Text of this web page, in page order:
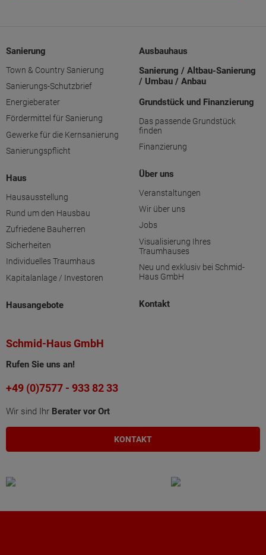
Sanierung
Town & Country Sanierung
Sanierungs-Schutzbrief
Energieberater
Fördermittel für Sanierung
Gewerke für die Kernsanierung
Sanierungspflicht
Haus
Hausausstellung
Rund um den Hausbau
Zufriedene Bauherren
Sicherheiten
Individuelles Traumhaus
Kapitalanlage / Investoren
Hausangebote
Ausbauhaus
Sanierung / Altbau-Sanierung
/ Umbau / Anbau
Grundstück und Finanzierung
Das passende Grundstück
finden
Finanzierung
Über uns
Veranstaltungen
Wir über uns
Jobs
Visualisierung Ihres
Traumhauses
Neu und exklusiv bei Schmid-
Haus GmbH
Kontakt
Schmid-Haus GmbH
Rufen Sie uns an!
+49 (0)7577 - 933 82 33
Wir sind Ihr Berater vor Ort
KONTAKT